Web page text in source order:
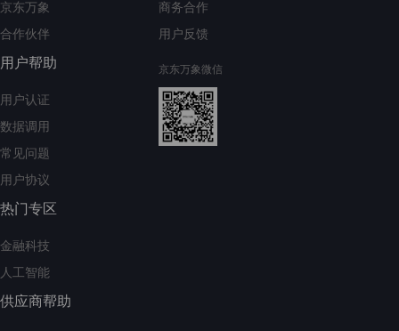
京东万象
合作伙伴
用户帮助
用户认证
数据调用
常见问题
用户协议
热门专区
金融科技
人工智能
供应商帮助
商务合作
用户反馈
京东万象微信